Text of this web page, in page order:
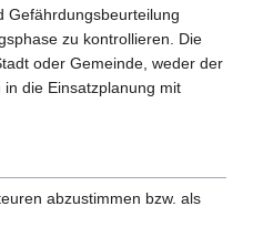
Gefährdungsbeurteilung
zu kontrollieren. Die
oder Gemeinde, weder der
die Einsatzplanung mit
abzustimmen bzw. als